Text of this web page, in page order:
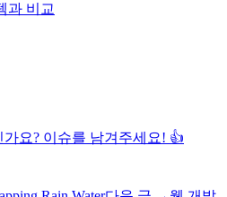
과 비교
요? 이슈를 남겨주세요! 👍